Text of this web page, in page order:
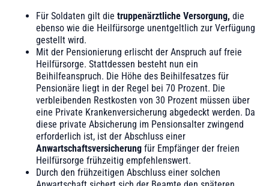
‍Für Soldaten gilt die truppenärztliche Versorgung, die
ebenso wie die Heilfürsorge unentgeltlich zur Verfügung
gestellt wird.
‍Mit der Pensionierung erlischt der Anspruch auf freie
Heilfürsorge. Stattdessen besteht nun ein
Beihilfeanspruch. Die Höhe des Beihilfesatzes für
Pensionäre liegt in der Regel bei 70 Prozent. Die
verbleibenden Restkosten von 30 Prozent müssen über
eine Private Krankenversicherung abgedeckt werden. Da
diese private Absicherung im Pensionsalter zwingend
erforderlich ist, ist der Abschluss einer
Anwartschaftsversicherung für Empfänger der freien
Heilfürsorge frühzeitig empfehlenswert.
‍Durch den frühzeitigen Abschluss einer solchen